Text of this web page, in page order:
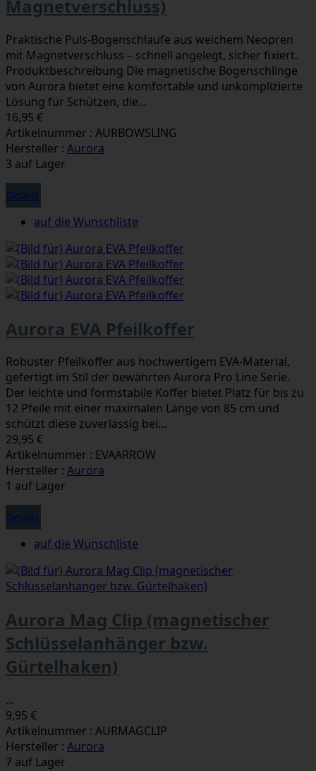
Magnetverschluss)
Praktische Puls-Bogenschlaufe aus weichem Neopren
mit Magnetverschluss – schnell angelegt, sicher fixiert.
Produktbeschreibung Die magnetische Bogenschlinge
von Aurora bietet eine komfortable und unkomplizierte
Lösung für Schützen, die...
16,95 €
Artikelnummer : AURBOWSLING
Hersteller : Aurora
3 auf Lager
Details
auf die Wunschliste
Aurora EVA Pfeilkoffer
Robuster Pfeilkoffer aus hochwertigem EVA-Material,
gefertigt im Stil der bewährten Aurora Pro Line Serie.
Der leichte und formstabile Koffer bietet Platz für bis zu
12 Pfeile mit einer maximalen Länge von 85 cm und
schützt diese zuverlässig bei...
29,95 €
Artikelnummer : EVAARROW
Hersteller : Aurora
1 auf Lager
Details
auf die Wunschliste
Aurora Mag Clip (magnetischer
Schlüsselanhänger bzw.
Gürtelhaken)
...
9,95 €
Artikelnummer : AURMAGCLIP
Hersteller : Aurora
7 auf Lager